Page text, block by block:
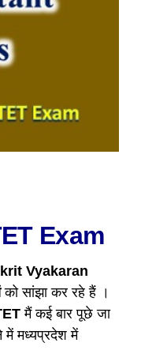
Exam
Vyakaran
को सांझा कर रहे हैं ।
मैं कई बार पूछे जा
में मध्यप्रदेश में